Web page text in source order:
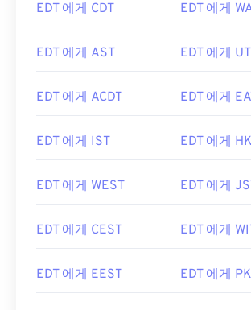
EDT 에게 CDT EDT 에게
EDT 에게 AST EDT 에게
EDT 에게 ACDT EDT 에게
EDT 에게 IST EDT 에게
EDT 에게 WEST EDT 에게
EDT 에게 CEST EDT 에게
EDT 에게 EEST EDT 에게